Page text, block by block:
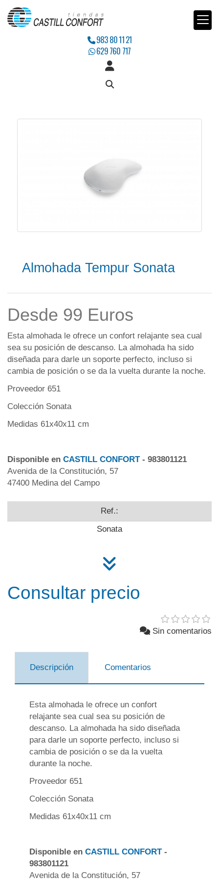
983 80 11 21
629 760 717
Almohada Tempur Sonata
Desde 99 Euros
Esta almohada le ofrece un confort relajante sea cual
sea su posición de descanso. La almohada ha sido
diseñada para darle un soporte perfecto, incluso si
cambia de posición o se da la vuelta durante la noche.
Proveedor 651
Colección Sonata
Medidas 61x40x11 cm
Disponible en CASTILL CONFORT- 983801121
Avenida de la Constitución, 57
47400 Medina del Campo
Ref.:
Sonata
Consultar precio
Sin comentarios
Descripción Comentarios
Esta almohada le ofrece un confort
relajante sea cual sea su posición de
descanso. La almohada ha sido diseñada
para darle un soporte perfecto, incluso si
cambia de posición o se da la vuelta
durante la noche.
Proveedor 651
Colección Sonata
Medidas 61x40x11 cm
Disponible en CASTILL CONFORT-
983801121
Avenida de la Constitución, 57